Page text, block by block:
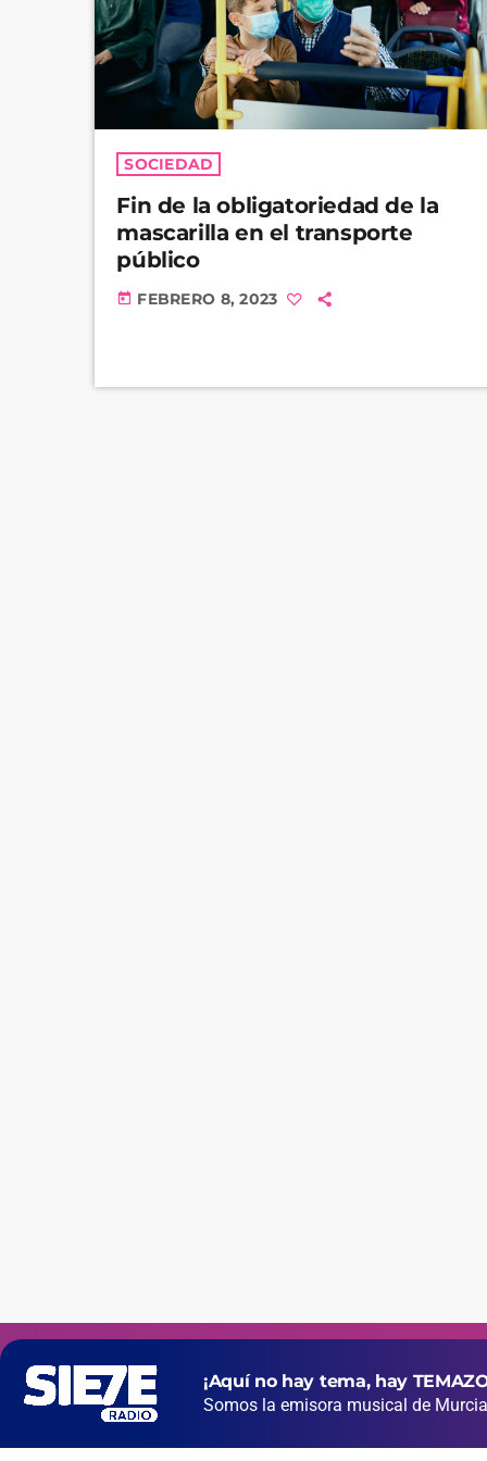
SOCIEDAD
Fin de la obligatoriedad de la
mascarilla en el transporte
público
today FEBRERO 8, 2023
¡Aquí no hay tema, hay
Somos la emisora musical de